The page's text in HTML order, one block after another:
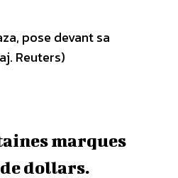
pose devant sa
Reuters)
marques
dollars.